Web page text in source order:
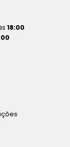
18:00